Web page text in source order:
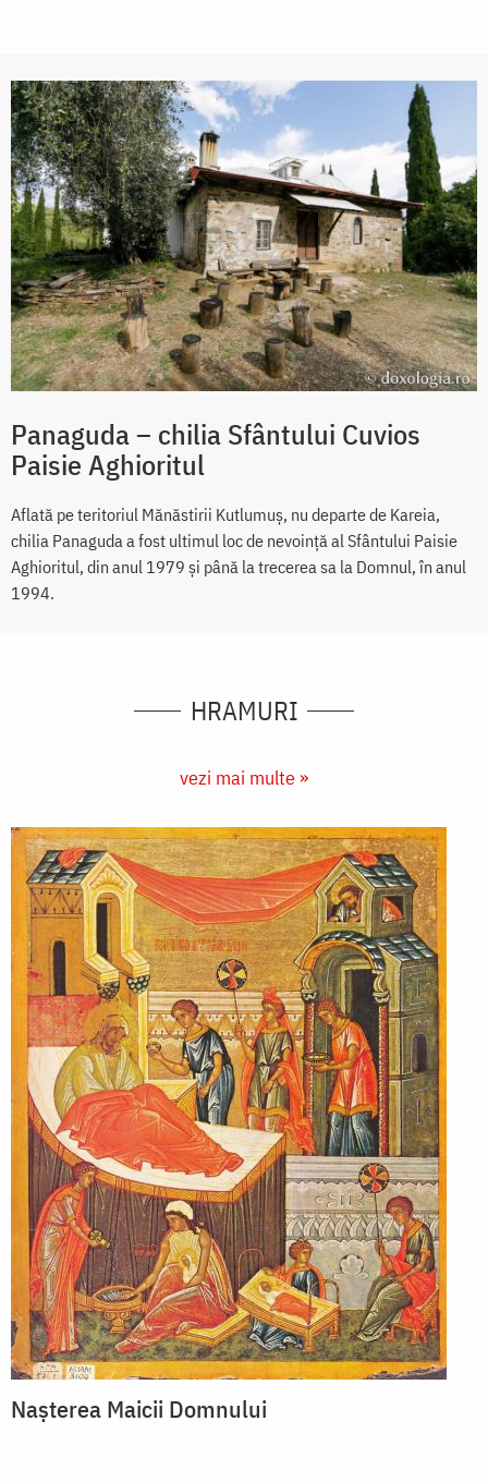
Panaguda – chilia Sfântului Cuvios
Paisie Aghioritul
Aflată pe teritoriul Mănăstirii Kutlumuş, nu departe de Kareia,
chilia Panaguda a fost ultimul loc de nevoinţă al Sfântului Paisie
Aghioritul, din anul 1979 și până la trecerea sa la Domnul, în anul
1994.
HRAMURI
vezi mai multe »
Nașterea Maicii Domnului